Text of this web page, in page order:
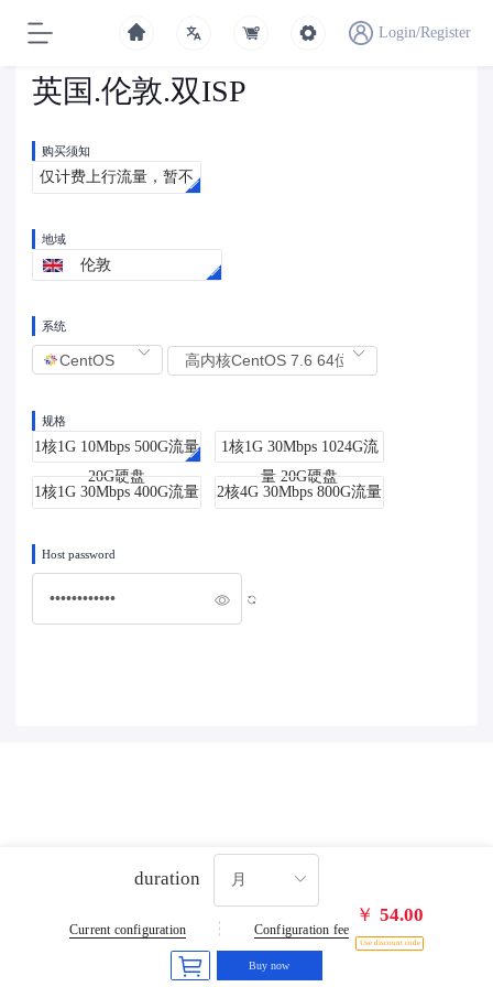
Login/Register
英国.伦敦.双ISP
购买须知
仅计费上行流量，暂不
包，流量用完服务器将
暂停。不支持退款，删
地域
伦敦
系统
规格
1核1G 10Mbps 500G流量
20G硬盘
1核1G 30Mbps 1024G流
量 20G硬盘
1核1G 30Mbps 400G流量
2核4G 30Mbps 800G流量
Host password
duration
Current configuration Configuration fee
￥ 54.00
Use discount code
Buy now